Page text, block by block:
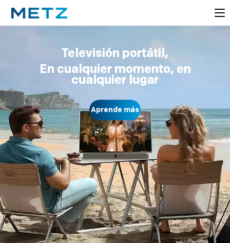
Televisión portátil,
En cualquier momento, en
cualquier lugar
Aprende más